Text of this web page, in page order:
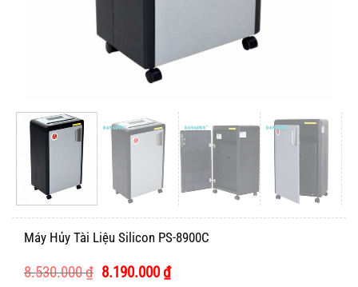
Máy Hủy Tài Liệu Silicon PS-8900C
8.530.000₫ Giá
8.190.000₫Giá